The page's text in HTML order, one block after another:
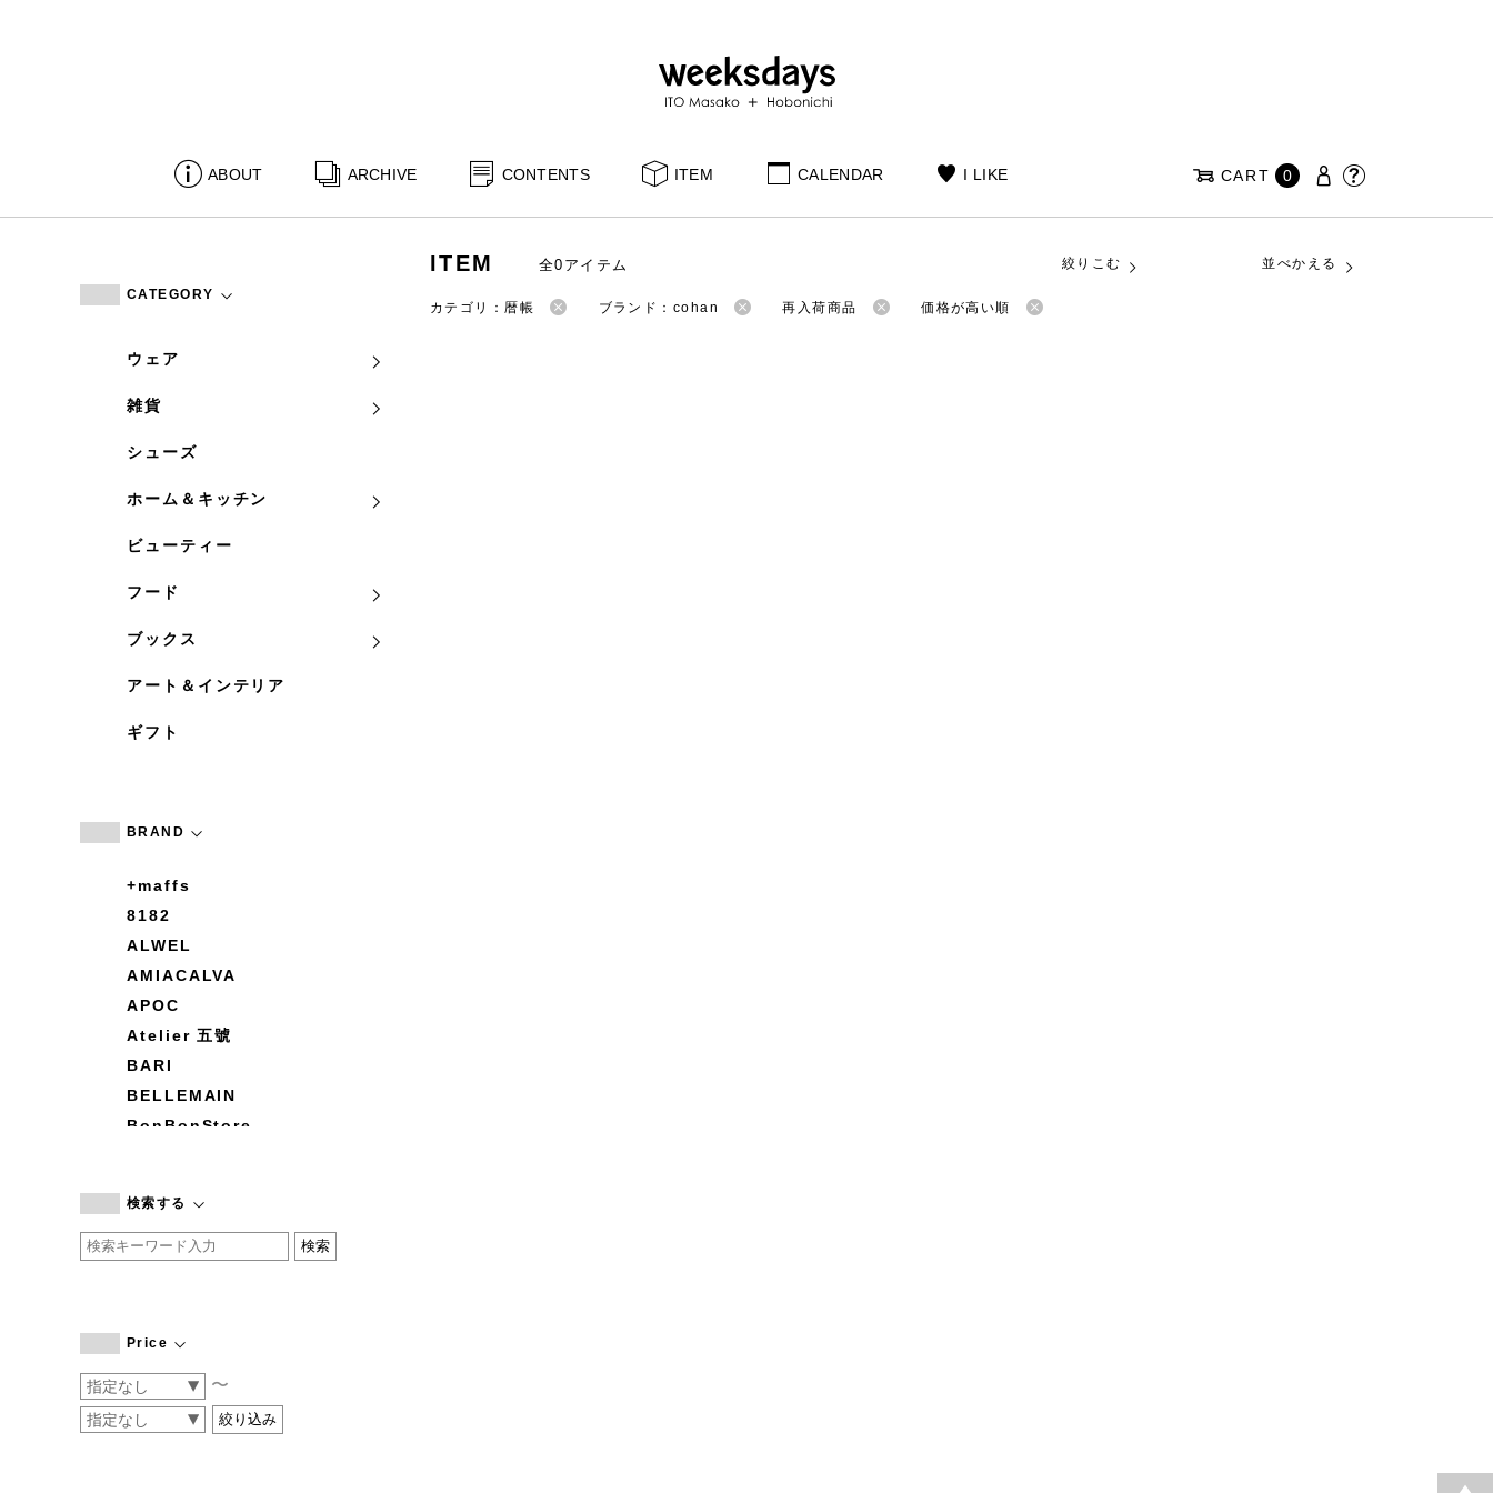
ABOUT ARCHIVE CONTENTS ITEM CALENDAR I LIKE CART 0
CATEGORY
ウェア
雑貨
シューズ
ホーム＆キッチン
ビューティー
フード
ブックス
アート＆インテリア
ギフト
BRAND
+maffs
8182
ALWEL
AMIACALVA
APOC
Atelier 五號
BARI
BELLEMAIN
BonBonStore
by basics
CATWORTH
COGTHEBIGSMOKE
CONVERSE
DEAN & DELUCA
検索する
Price
〜
ITEM 全0アイテム 絞りこむ 並べかえる
カテゴリ：暦帳 ブランド：cohan 再入荷商品 価格が高い順